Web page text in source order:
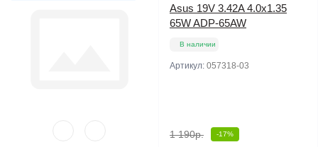
Asus 19V 3.42A 4.0x1.35
65W ADP-65AW
В наличии
Артикул: 057318-03
1 190р. -17%